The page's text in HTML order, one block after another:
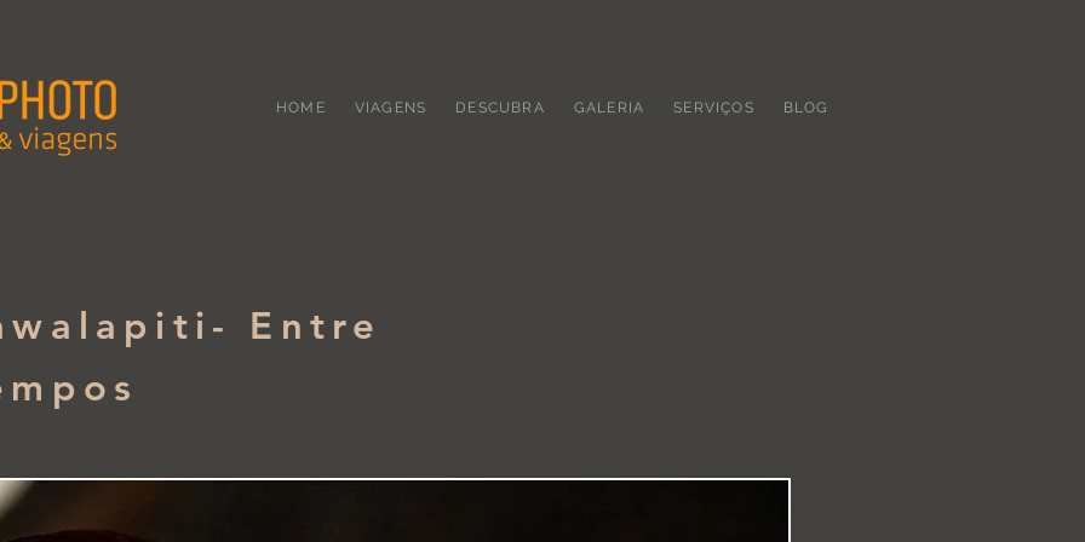
HOME VIAGENS DESCUBRA GALERIA SERVIÇOS BLOG
Entre